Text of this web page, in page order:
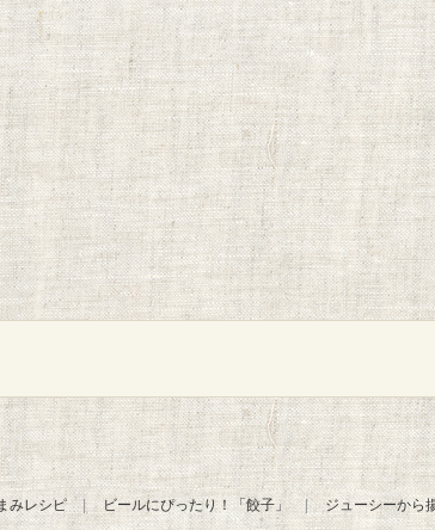
みレシピ ビールにぴったり！「餃子」 ジューシーから